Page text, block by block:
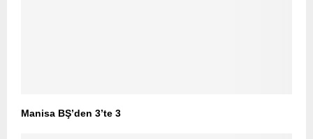
Manisa BŞ’den 3’te 3